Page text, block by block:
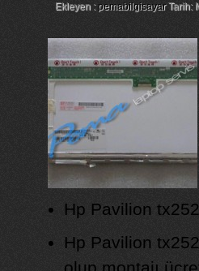
Ekleyen : pemabilgisayarTarih:
Hp Pavilion
Hp Pavilion